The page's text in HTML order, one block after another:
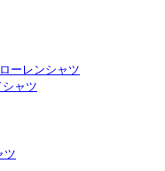
ーレンシャツ
ャツ
ツ